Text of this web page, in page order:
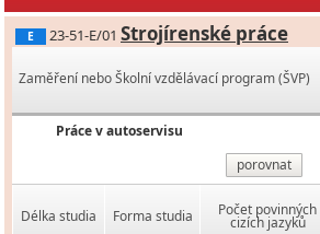
E 23-51-E/01 Strojírenské práce
Zaměření nebo Školní vzdělávací program (ŠVP)
Práce v autoservisu
porovnat
Délka studia Forma studia Počet povinných
cizích jazyků